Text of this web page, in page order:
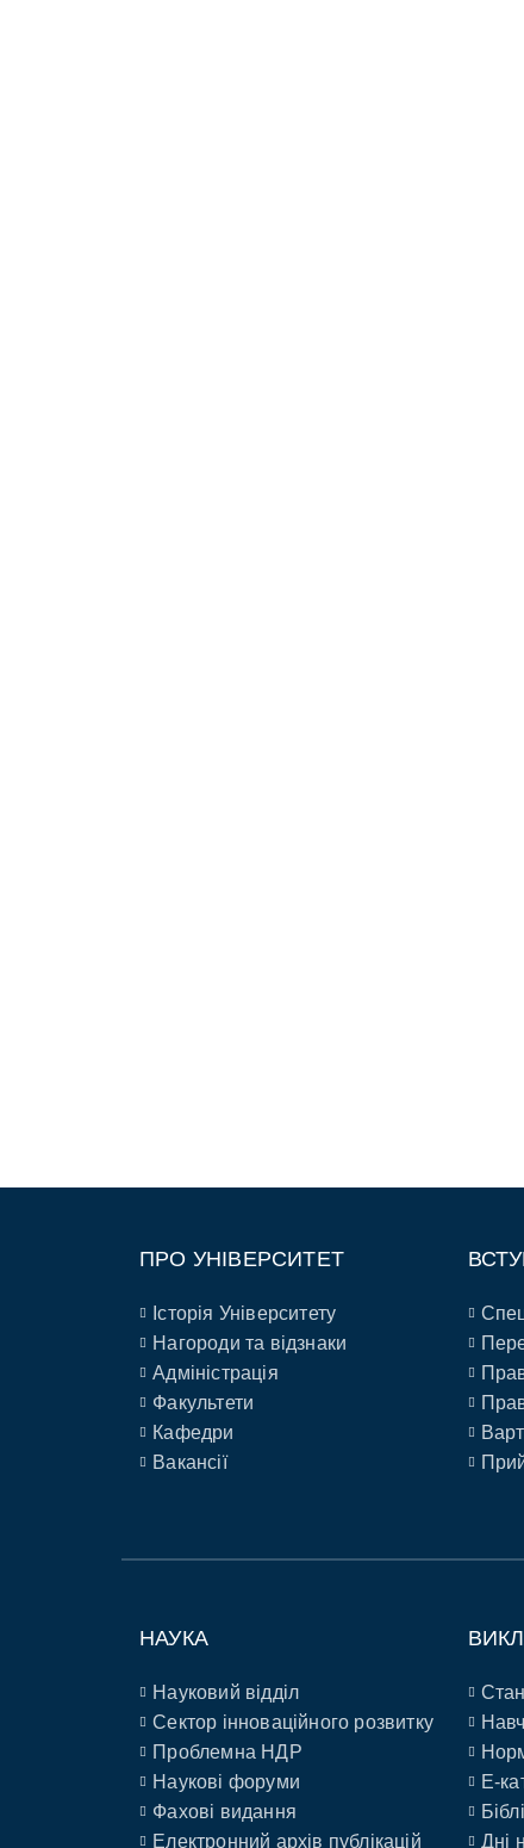
ПРО УНІВЕРСИТЕТ
Історія Університету
Нагороди та відзнаки
Адміністрація
Факультети
Кафедри
Вакансії
НАУКА
Науковий відділ
Сектор інноваційного розвитку
Проблемна НДР
Наукові форуми
Фахові видання
Електронний архів публікацій
E-
Дні